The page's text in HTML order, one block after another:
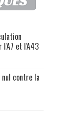
et l'A43
contre la